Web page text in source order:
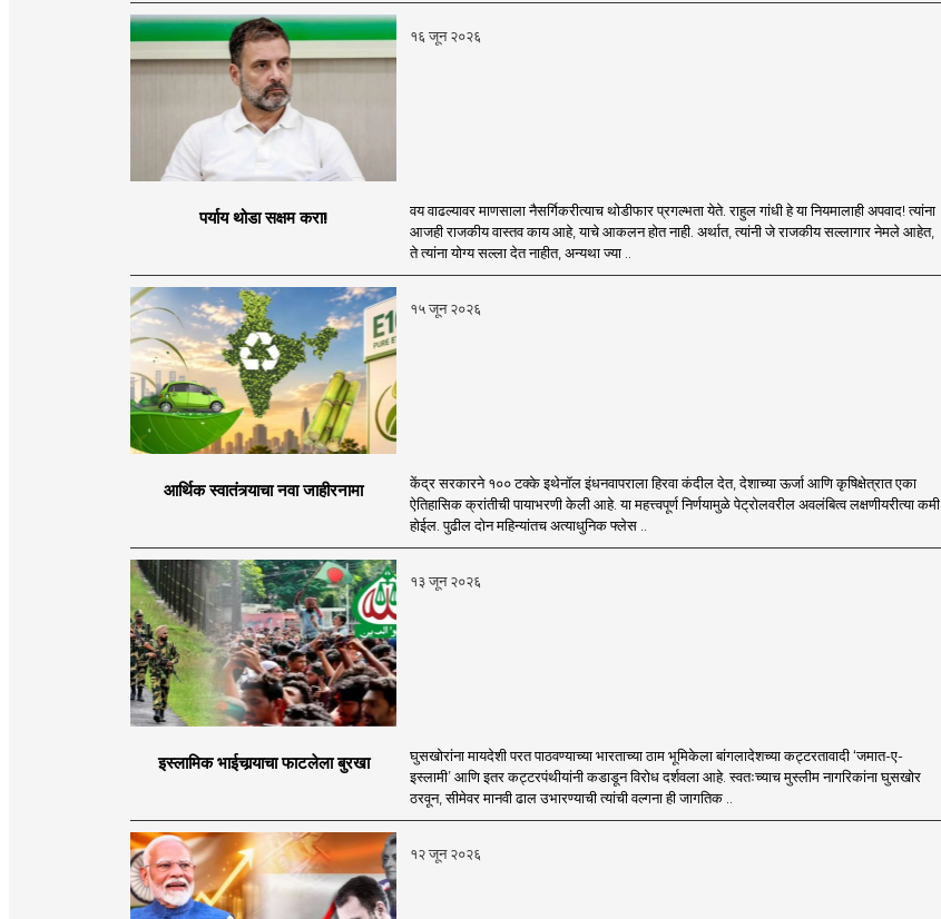
१६ जून २०२६
पर्याय थोडा सक्षम करा!
वय वाढल्यावर माणसाला नैसर्गिकरीत्याच थोडीफार प्रगल्भता येते. राहुल गांधी हे या नियमालाही अपवाद! त्यांना
आजही राजकीय वास्तव काय आहे, याचे आकलन होत नाही. अर्थात, त्यांनी जे राजकीय सल्लागार नेमले आहेत,
ते त्यांना योग्य सल्ला देत नाहीत, अन्यथा ज्या ..
१५ जून २०२६
आर्थिक स्वातंत्र्याचा नवा जाहीरनामा
केंद्र सरकारने १०० टक्के इथेनॉल इंधनवापराला हिरवा कंदील देत, देशाच्या ऊर्जा आणि कृषिक्षेत्रात एका
ऐतिहासिक क्रांतीची पायाभरणी केली आहे. या महत्त्वपूर्ण निर्णयामुळे पेट्रोलवरील अवलंबित्व लक्षणीयरीत्या कमी
होईल. पुढील दोन महिन्यांतच अत्याधुनिक फ्लेस ..
१३ जून २०२६
इस्लामिक भाईचार्‍याचा फाटलेला बुरखा
घुसखोरांना मायदेशी परत पाठवण्याच्या भारताच्या ठाम भूमिकेला बांगलादेशच्या कट्टरतावादी ‘जमात-ए-
इस्लामी’ आणि इतर कट्टरपंथीयांनी कडाडून विरोध दर्शवला आहे. स्वतःच्याच मुस्लीम नागरिकांना घुसखोर
ठरवून, सीमेवर मानवी ढाल उभारण्याची त्यांची वल्गना ही जागतिक ..
१२ जून २०२६